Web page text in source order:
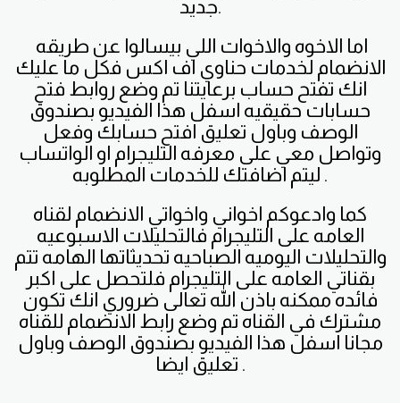
جديد.
الانضمام لخدمات حناوي اف اكس فكل ما عليك
انك تفتح حساب برعايتنا تم وضع روابط فتح
حسابات حقيقيه اسفل هذا الفيديو بصندوق
الوصف وباول تعليق افتح حسابك وفعل
وتواصل معي على معرفه التليجرام او الواتساب
ليتم اضافتك للخدمات المطلوبه .
كما وادعوكم اخواني واخواتي الانضمام لقناه
العامه على التليجرام فالتحليلات الاسبوعيه
والتحليلات اليوميه الصباحيه تحديثاتها الهامه تتم
بقناتي العامه على التليجرام فلتحصل على اكبر
فائده ممكنه باذن الله تعالى ضروري انك تكون
مشترك في القناه تم وضع رابط الانضمام للقناه
مجانا اسفل هذا الفيديو بصندوق الوصف وباول
تعليق ايضا .